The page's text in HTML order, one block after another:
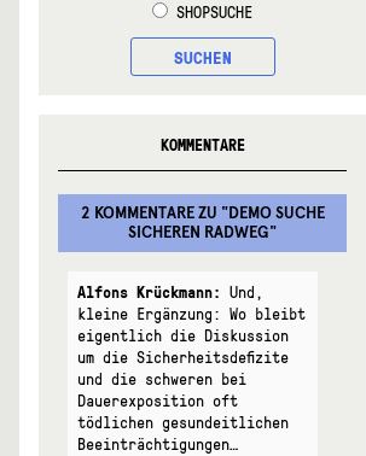
SHOPSUCHE
SUCHEN
KOMMENTARE
2 KOMMENTAREZU "DEMO SUCHE
SICHEREN RADWEG"
Alfons Krückmann: Und,
kleine Ergänzung: Wo bleibt
eigentlich die Diskussion
um die Sicherheitsdefizite
und die schweren bei
Dauerexposition oft
tödlichen gesundeitlichen
Beeinträchtigungen…